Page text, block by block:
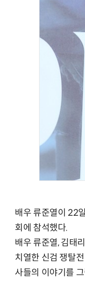
배우 류준열이 22
회에 참석했다.
배우 류준열, 김태
치열한 신검 쟁탈
사들의 이야기를